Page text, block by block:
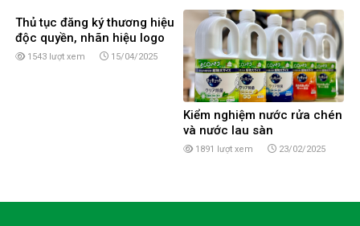
Thủ tục đăng ký thương hiệu
độc quyền, nhãn hiệu logo
sản phẩm tại Cần Thơ
1543 lượt xem 15/04/2025
Kiểm nghiệm nước rửa chén
và nước lau sàn
1891 lượt xem 23/02/2025